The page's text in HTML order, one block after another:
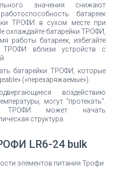
значения снижают
батареек
ТРОФИ в сухом месте при
охлаждайте батарейки ТРОФИ,
работы батареек, избегайте
ТРОФИ вблизи устройств с
батарейки ТРОФИ, которые
(«перезаряжаемые»).
воздействию
могут “протекать”.
ТРОФИ может начать
структура.
LR6-24 bulk
элементов питания Трофи